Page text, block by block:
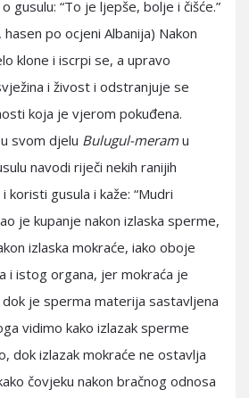
po ocjeni Albanija) Nakon
klone i iscrpi se, a upravo
i živost i odstranjuje se
koja je vjerom pokuđena.
svom djelu Bulugul-meram u
navodi riječi nekih ranijih
koristi gusula i kaže: “Mudri
je kupanje nakon izlaska sperme,
izlaska mokraće, iako oboje
i istog organa, jer mokraća je
je sperma materija sastavljena
vidimo kako izlazak sperme
dok izlazak mokraće ne ostavlja
čovjeku nakon bračnog odnosa